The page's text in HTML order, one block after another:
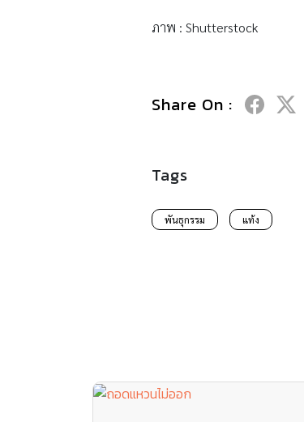
ภาพ : Shutterstock
Share On :
Tags
พันธุกรรม แท้ง